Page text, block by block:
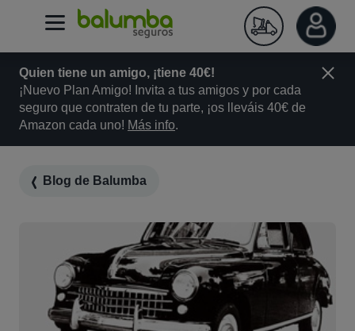
Quien tiene un amigo, ¡tiene 40€!
¡Nuevo Plan Amigo! Invita a tus amigos y por cada
seguro que contraten de tu parte, ¡os lleváis 40€ de
Amazon cada uno! Más info.
Blog de Balumba